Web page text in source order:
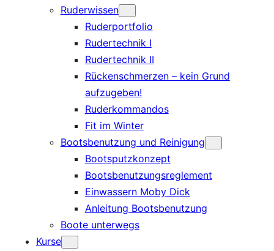
Ruderwissen
Ruderportfolio
Rudertechnik I
Rudertechnik II
Rückenschmerzen – kein Grund
aufzugeben!
Ruderkommandos
Fit im Winter
Bootsbenutzung und Reinigung
Bootsputzkonzept
Bootsbenutzungsreglement
Einwassern Moby Dick
Anleitung Bootsbenutzung
Boote unterwegs
Kurse